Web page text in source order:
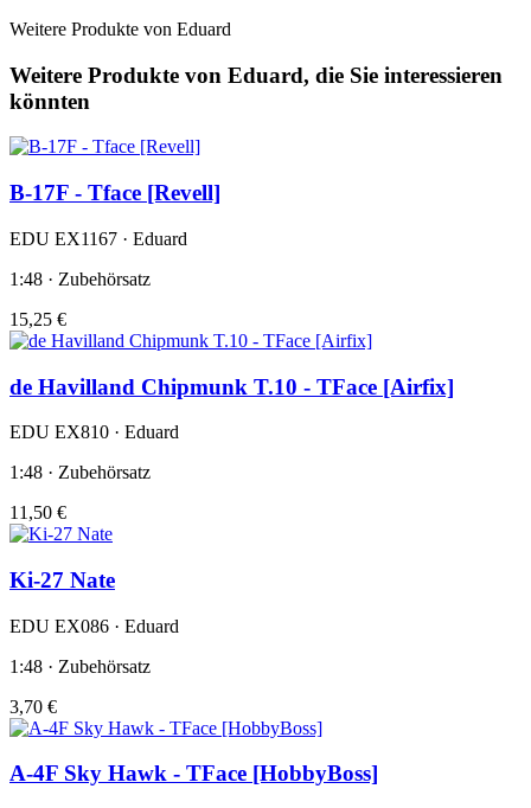
Weitere Produkte von Eduard
Weitere Produkte von Eduard, die Sie interessieren
könnten
B-17F - Tface [Revell]
EDU EX1167 · Eduard
1:48 · Zubehörsatz
15,25 €
de Havilland Chipmunk T.10 - TFace [Airfix]
EDU EX810 · Eduard
1:48 · Zubehörsatz
11,50 €
Ki-27 Nate
EDU EX086 · Eduard
1:48 · Zubehörsatz
3,70 €
A-4F Sky Hawk - TFace [HobbyBoss]